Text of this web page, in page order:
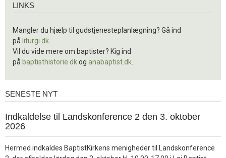
LINKS
Mangler du hjælp til gudstjenesteplanlægning? Gå ind
på liturgi.dk
Vil du vide mere om baptister? Kig ind
på baptisthistorie.dkog anabaptist.dk
Seneste
SENESTE NYT
1.
jul.
Indkaldelse til Landskonference 2 den 3. oktober
2026
Hermed indkaldes BaptistKirkens menigheder til Landskonference